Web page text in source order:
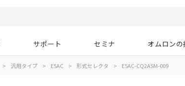
サポート セミナ オムロン
> 汎用タイプ > E5AC > 形式セレクタ > E5AC-CQ2ASM-009